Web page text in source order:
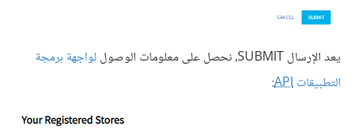
يعد الإرسال SUBMIT، نحصل على معلومات الوصول
لواجهة برمجة
التطبيقاتAPI
: